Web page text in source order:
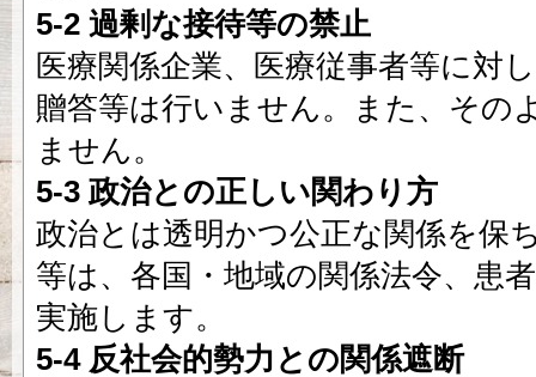
5-2 過剰な接待等の禁止
医療関係企業、医療従事者等に対
贈答等は行いません。また、その
ません。
5-3 政治との正しい関わり方
政治とは透明かつ公正な関係を保
等は、各国・地域の関係法令、患
実施します。
5-4 反社会的勢力との関係遮断